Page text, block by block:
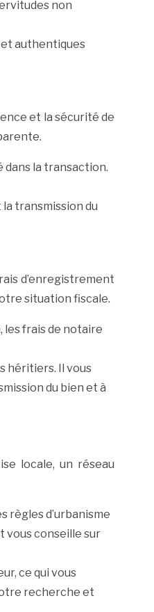
non
authentiques
et la sécurité de
dans la transaction.
transmission du
d’enregistrement
situation fiscale.
les frais de notaire
héritiers. Il vous
du bien et à
locale, un réseau
règles d’urbanisme
vous conseille sur
ce qui vous
recherche et